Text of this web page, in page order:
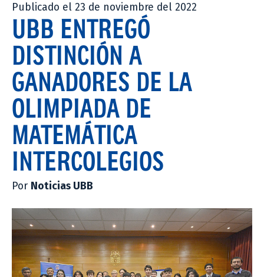
Publicado el 23 de noviembre del 2022
UBB ENTREGÓ
DISTINCIÓN A
GANADORES DE LA
OLIMPIADA DE
MATEMÁTICA
INTERCOLEGIOS
Por Noticias UBB